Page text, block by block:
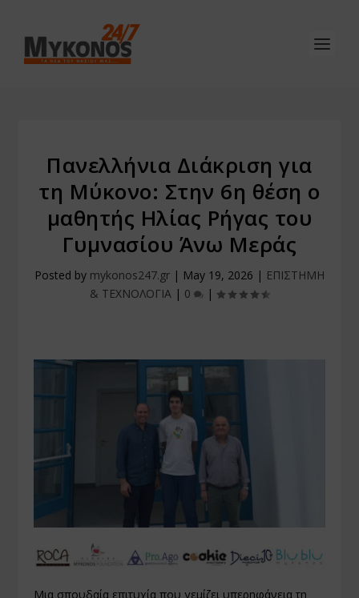
Πανελλήνια Διάκριση για
τη Μύκονο: Στην 6η θέση ο
μαθητής Ηλίας Ρήγας του
Γυμνασίου Άνω Μεράς
Posted by mykonos247.gr | May 19, 2026 | ΕΠΙΣΤΗΜΗ
& ΤΕΧΝΟΛΟΓΙΑ | 0 |
Μια σπουδαία επιτυχία που γεμίζει υπερηφάνεια τη